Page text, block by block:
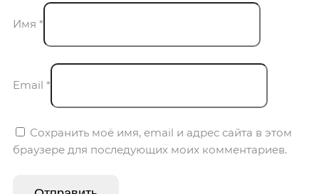
Имя *
Email *
Сохранить моё имя, email и адрес сайта в этом
браузере для последующих моих комментариев.